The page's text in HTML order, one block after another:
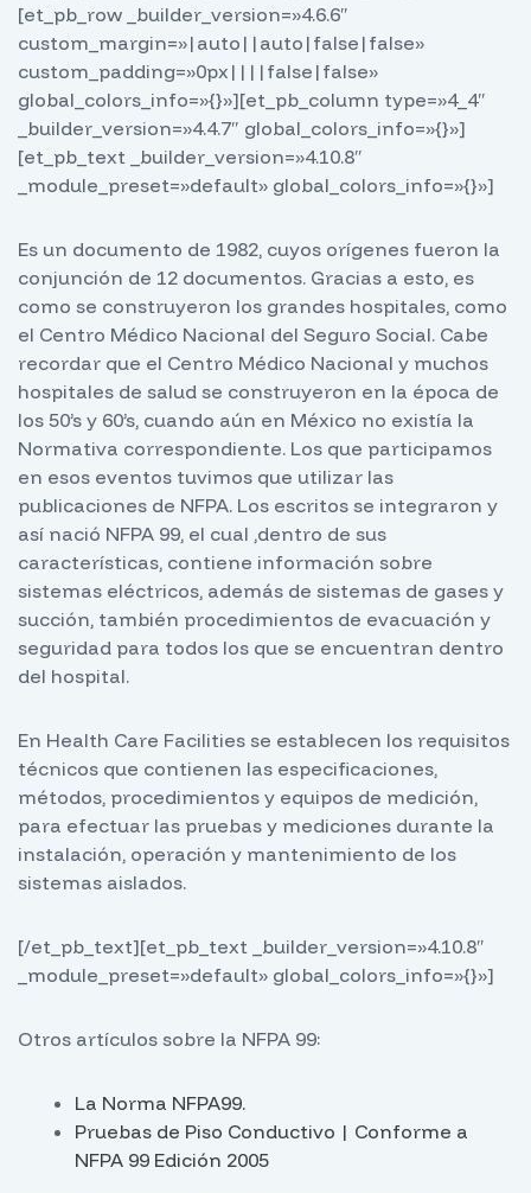
[et_pb_row _builder_version=»4.6.6″
custom_margin=»|auto||auto|false|false»
custom_padding=»0px||||false|false»
global_colors_info=»{}»][et_pb_column type=»4_4″
_builder_version=»4.4.7″ global_colors_info=»{}»]
[et_pb_text _builder_version=»4.10.8″
_module_preset=»default» global_colors_info=»{}»]
Es un documento de 1982, cuyos orígenes fueron la
conjunción de 12 documentos. Gracias a esto, es
como se construyeron los grandes hospitales, como
el Centro Médico Nacional del Seguro Social. Cabe
recordar que el Centro Médico Nacional y muchos
hospitales de salud se construyeron en la época de
los 50’s y 60’s, cuando aún en México no existía la
Normativa correspondiente. Los que participamos
en esos eventos tuvimos que utilizar las
publicaciones de NFPA. Los escritos se integraron y
así nació NFPA 99, el cual ,dentro de sus
características, contiene información sobre
sistemas eléctricos, además de sistemas de gases y
succión, también procedimientos de evacuación y
seguridad para todos los que se encuentran dentro
del hospital.
En Health Care Facilities se establecen los requisitos
técnicos que contienen las especificaciones,
métodos, procedimientos y equipos de medición,
para efectuar las pruebas y mediciones durante la
instalación, operación y mantenimiento de los
sistemas aislados.
[/et_pb_text][et_pb_text _builder_version=»4.10.8″
_module_preset=»default» global_colors_info=»{}»]
Otros artículos sobre la NFPA 99:
La Norma NFPA99.
Pruebas de Piso Conductivo | Conforme a
NFPA 99 Edición 2005